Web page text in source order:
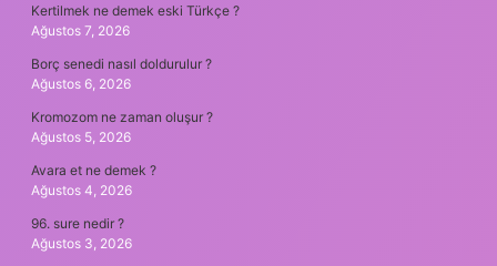
Kertilmek ne demek eski Türkçe ?
Ağustos 7, 2026
Borç senedi nasıl doldurulur ?
Ağustos 6, 2026
Kromozom ne zaman oluşur ?
Ağustos 5, 2026
Avara et ne demek ?
Ağustos 4, 2026
96. sure nedir ?
Ağustos 3, 2026